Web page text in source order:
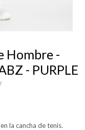
Hombre -
- PURPLE
la cancha de tenis.